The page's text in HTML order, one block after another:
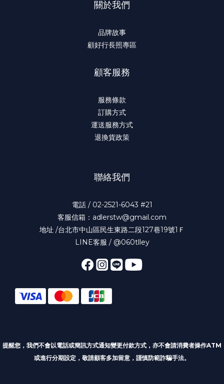
關於我們
品牌故事
顧好行長照專區
顧客服務
服務條款
訂購方式
運送服務方式
退換貨政策
聯絡我們
電話 / 02-2521-6043 #21
客服信箱：adlerstw@gmail.com
地址 /台北市中山區民生東路二段127巷19號1Ｆ
LINE客服 / @060tlley
提醒您，我們不會以電話或簡訊方式通知變更付款方式 ，亦不會請消費者操作ATM
或進行分期設定，敬請顧客多加留意，謹慎防範詐騙手法。